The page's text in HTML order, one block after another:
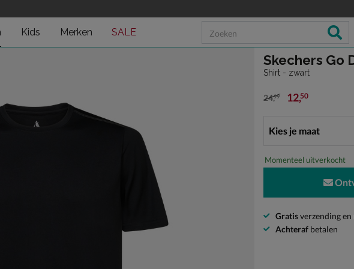
Kids Merken SALE
Skechers Go
Shirt - zwart
van € 24,99 voor €
24,99 12,50
Kies je maat
Momenteel uitverkocht
Gratisverzending
Achteraf betalen